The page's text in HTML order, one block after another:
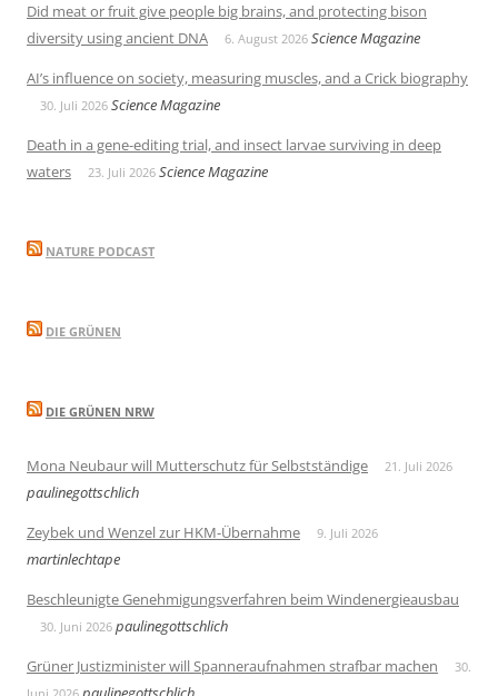
Did meat or fruit give people big brains, and protecting bison
diversity using ancient DNA
6. August 2026 Science Magazine
AI’s influence on society, measuring muscles, and a Crick biography
30. Juli 2026 Science Magazine
Death in a gene-editing trial, and insect larvae surviving in deep
waters
23. Juli 2026 Science Magazine
NATURE PODCAST
DIE GRÜNEN
DIE GRÜNEN NRW
Mona Neubaur will Mutterschutz für Selbstständige 21. Juli 2026
paulinegottschlich
Zeybek und Wenzel zur HKM-Übernahme
9. Juli 2026
martinlechtape
Beschleunigte Genehmigungsverfahren beim Windenergieausbau
30. Juni 2026 paulinegottschlich
Grüner Justizminister will Spanneraufnahmen strafbar machen
30.